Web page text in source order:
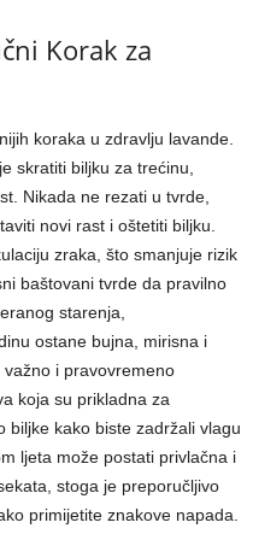
Korak za
koraka u zdravlju lavande.
skratiti biljku za trećinu,
Nikada ne rezati u tvrde,
novi rast i oštetiti biljku.
zraka, što smanjuje rizik
baštovani tvrde da pravilno
starenja,
ostane bujna, mirisna i
i pravovremeno
koja su prikladna za
biljke kako biste zadržali vlagu
ljeta može postati privlačna i
stoga je preporučljivo
primijetite znakove napada.